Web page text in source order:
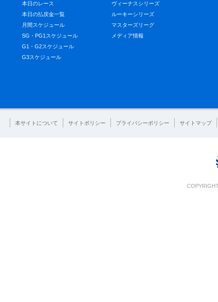
本日のレース
本日の払戻金一覧
月間スケジュール
SG・PG1スケジュール
G1・G2スケジュール
G3スケジュール
ヴィーナスシリーズ
ルーキーシリーズ
マスターズリーグ
メディア情報
本サイトについて サイトポリシー プライバシーポリシー サイトマップ